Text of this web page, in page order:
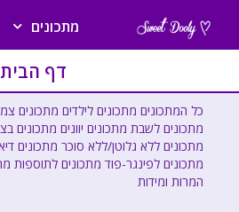
מתכונים
דף הבית
כל המתכונים מתכונים לילדים מתכונים
מתכונים לשבת מתכונים יוונים מתכונים
מתכונים ללא גלוטן/ללא סוכר מתכונים
מתכונים לפינגר-פוד מתכונים לתוספות
המרות ומידות